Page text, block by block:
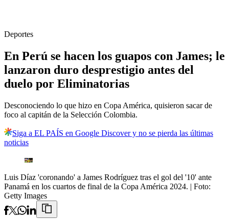
Deportes
En Perú se hacen los guapos con James; le
lanzaron duro desprestigio antes del
duelo por Eliminatorias
Desconociendo lo que hizo en Copa América, quisieron sacar de
foco al capitán de la Selección Colombia.
Siga a EL PAÍS en Google Discover y no se pierda las últimas
noticias
Luis Díaz 'coronando' a James Rodríguez tras el gol del '10' ante
Panamá en los cuartos de final de la Copa América 2024. | Foto:
Getty Images